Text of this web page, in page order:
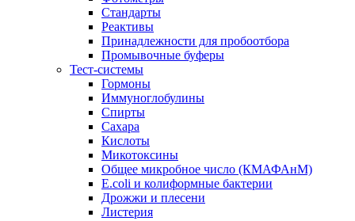
Стандарты
Реактивы
Принадлежности для пробоотбора
Промывочные буферы
Тест-системы
Гормоны
Иммуноглобулины
Спирты
Сахара
Кислоты
Микотоксины
Общее микробное число (КМАФАнМ)
E.coli и колиформные бактерии
Дрожжи и плесени
Листерия